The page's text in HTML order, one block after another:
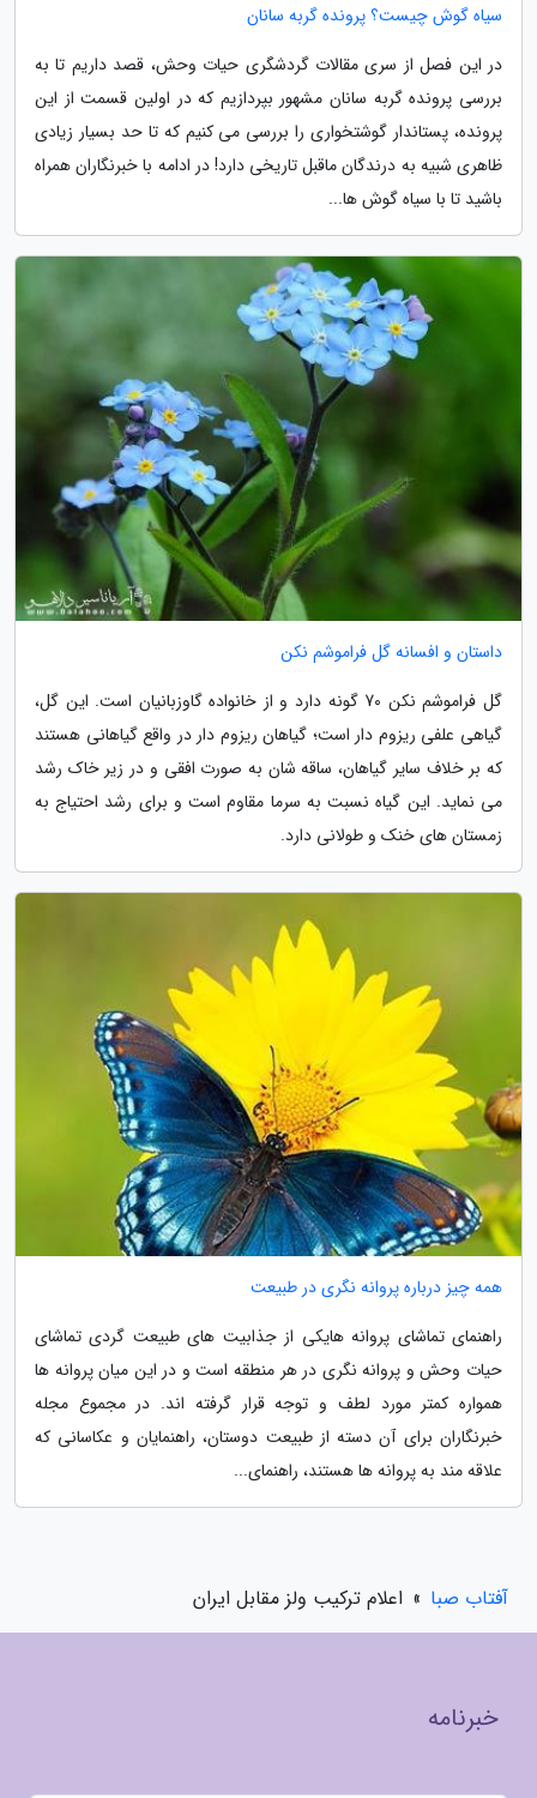
سیاه گوش چیست؟ پرونده گربه سانان
در این فصل از سری مقالات گردشگری حیات وحش، قصد داریم تا به
بررسی پرونده گربه سانان مشهور بپردازیم که در اولین قسمت از این
پرونده، پستاندار گوشتخواری را بررسی می کنیم که تا حد بسیار زیادی
ظاهری شبیه به درندگان ماقبل تاریخی دارد! در ادامه با خبرنگاران همراه
باشید تا با سیاه گوش ها...
داستان و افسانه گل فراموشم نکن
گل فراموشم نکن 70 گونه دارد و از خانواده گاوزبانیان است. این گل،
گیاهی علفی ریزوم دار است؛ گیاهان ریزوم دار در واقع گیاهانی هستند
که بر خلاف سایر گیاهان، ساقه شان به صورت افقی و در زیر خاک رشد
می نماید. این گیاه نسبت به سرما مقاوم است و برای رشد احتیاج به
زمستان های خنک و طولانی دارد.
همه چیز درباره پروانه نگری در طبیعت
راهنمای تماشای پروانه هایکی از جذابیت های طبیعت گردی تماشای
حیات وحش و پروانه نگری در هر منطقه است و در این میان پروانه ها
همواره کمتر مورد لطف و توجه قرار گرفته اند. در مجموع مجله
خبرنگاران برای آن دسته از طبیعت دوستان، راهنمایان و عکاسانی که
علاقه مند به پروانه ها هستند، راهنمای...
آفتاب صبا » اعلام ترکیب ولز مقابل ایران
خبرنامه